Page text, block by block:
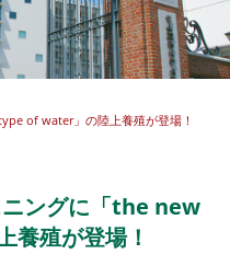
of water」の陸上養殖が登場！
ングに「the new
殖が登場！